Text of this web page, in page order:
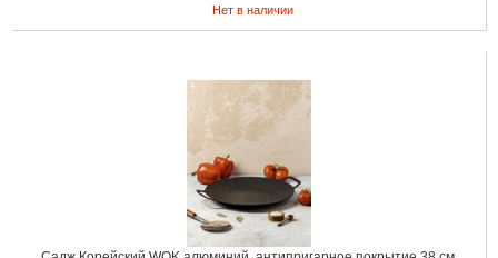
Нет в наличии